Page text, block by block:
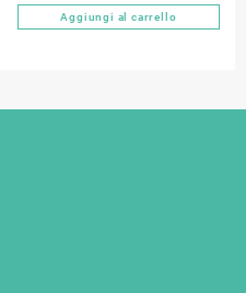
Aggiungi al carrello